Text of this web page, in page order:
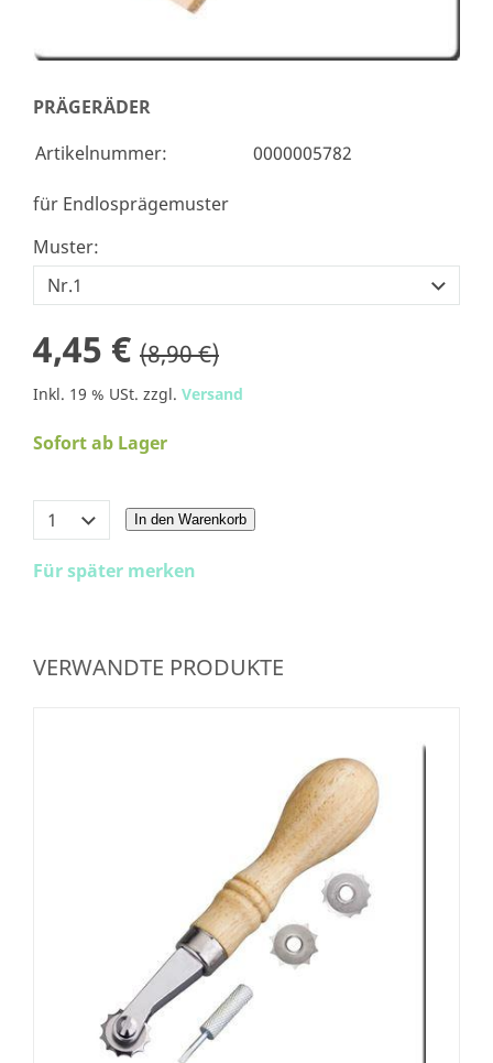
PRÄGERÄDER
Artikelnummer:
0000005782
für Endlosprägemuster
Muster:
4,45 € (8,90 €)
Inkl. 19 % USt. zzgl. Versand
Sofort ab Lager
In den Warenkorb
Für später merken
VERWANDTE PRODUKTE